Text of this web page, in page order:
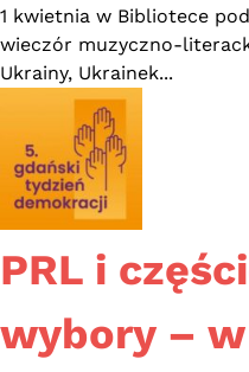
1 kwietnia w Bibliotece
wieczór muzyczno-
Ukrainy, Ukrainek...
PRL i
wybory –